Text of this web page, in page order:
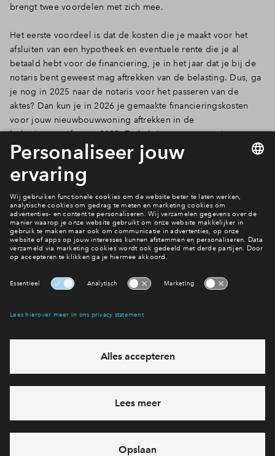
brengt twee voordelen met zich mee.
Het eerste voordeel is dat de kosten die je maakt voor het
afsluiten van een hypotheek en eventuele rente die je al
betaald hebt voor de financiering, je in het jaar dat je bij de
notaris bent geweest mag aftrekken van de belasting. Dus, ga
je nog in 2025 naar de notaris voor het passeren van de
aktes? Dan kun je in 2026 je gemaakte financieringskosten
voor jouw nieuwbouwwoning aftrekken in de
belastingaangifte van 2025. Zo heb je een extra potje om te
investeren in je nieuwe woning.
Een tweede voordeel is dat als je de grond nog dit jaar op
Aanbod
eventuele projecten
Ja, ik wil mij aanmelden
Heb je een vraag en wil je direct antwoord? Bel ons op088 -
712 21 65